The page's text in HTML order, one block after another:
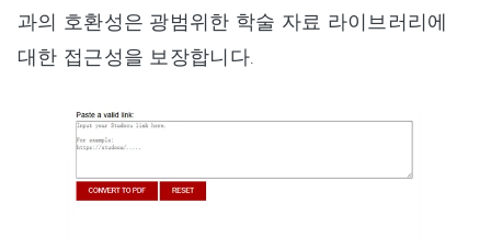
과의 호환성은 광범위한 학술 자료 라이브러리에
대한 접근성을 보장합니다.